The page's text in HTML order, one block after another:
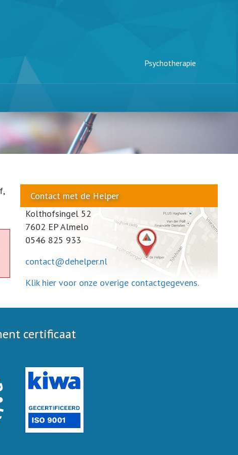
Psychotherapie
Contact met de Helper
Kolthofsingel 52
7602 EP Almelo
0546 825 933
contact@dehelper.nl
Klik hier voor onze overige contactgegevens.
certificaat